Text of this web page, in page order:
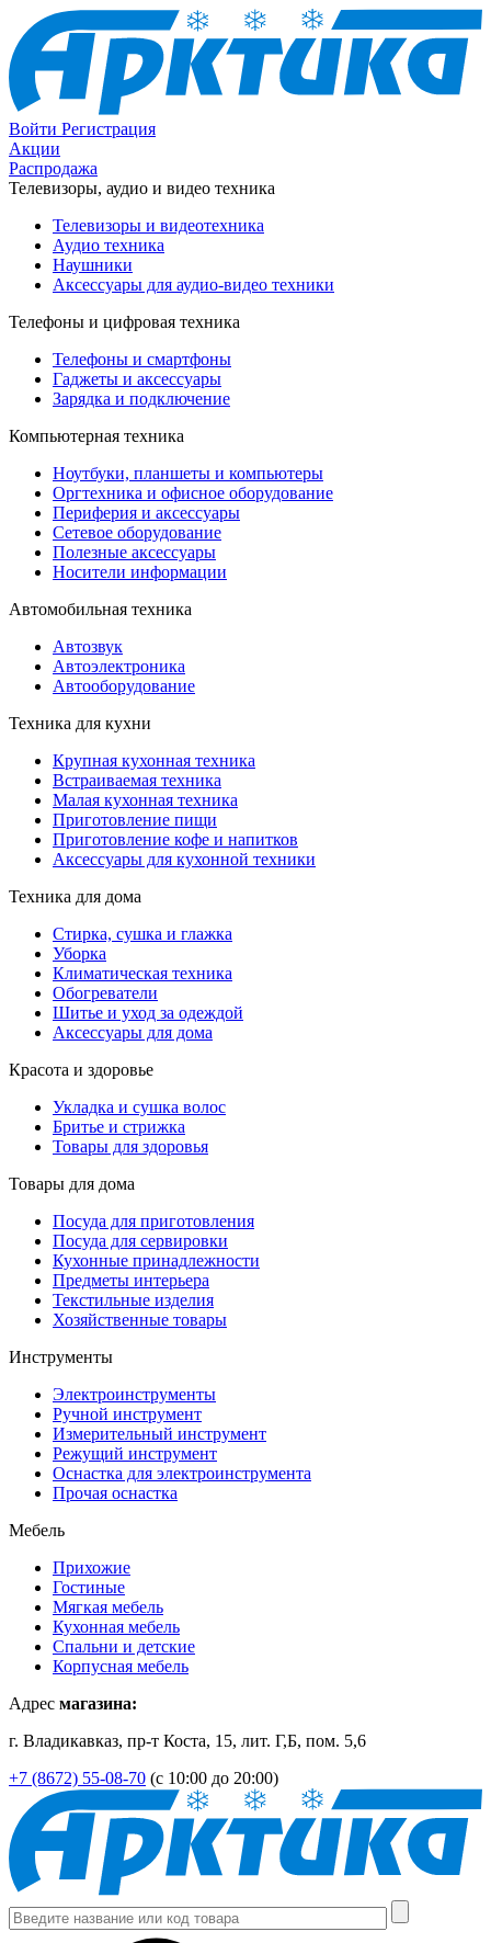
Войти Регистрация
Акции
Распродажа
Телевизоры, аудио и видео техника
Телевизоры и видеотехника
Аудио техника
Наушники
Аксессуары для аудио-видео техники
Телефоны и цифровая техника
Телефоны и смартфоны
Гаджеты и аксессуары
Зарядка и подключение
Компьютерная техника
Ноутбуки, планшеты и компьютеры
Оргтехника и офисное оборудование
Периферия и аксессуары
Cетевое оборудование
Полезные аксессуары
Носители информации
Автомобильная техника
Автозвук
Автоэлектроника
Автооборудование
Техника для кухни
Крупная кухонная техника
Встраиваемая техника
Малая кухонная техника
Приготовление пищи
Приготовление кофе и напитков
Аксессуары для кухонной техники
Техника для дома
Стирка, сушка и глажка
Уборка
Климатическая техника
Обогреватели
Шитье и уход за одеждой
Аксессуары для дома
Красота и здоровье
Укладка и сушка волос
Бритье и стрижка
Товары для здоровья
Товары для дома
Посуда для приготовления
Посуда для сервировки
Кухонные принадлежности
Предметы интерьера
Текстильные изделия
Хозяйственные товары
Инструменты
Электроинструменты
Ручной инструмент
Измерительный инструмент
Режущий инструмент
Оснастка для электроинструмента
Прочая оснастка
Мебель
Прихожие
Гостиные
Мягкая мебель
Кухонная мебель
Спальни и детские
Корпусная мебель
Адрес магазина:
г. Владикавказ, пр-т Коста, 15, лит. Г,Б, пом. 5,6
+7 (8672) 55-08-70 (с 10:00 до 20:00)